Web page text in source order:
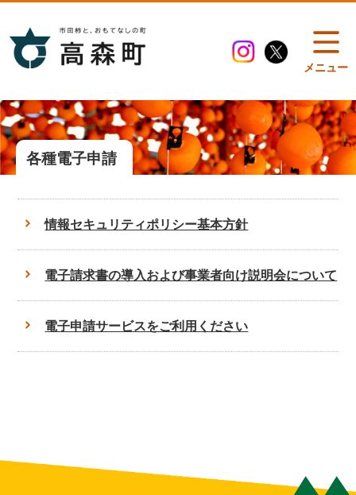
メニュー
各種電子申請
情報セキュリティポリシー基本方針
電子請求書の導入および事業者向け説明会について
電子申請サービスをご利用ください